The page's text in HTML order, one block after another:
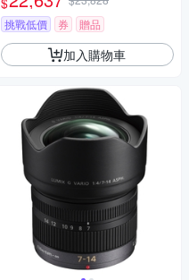
挑戰低價
券 贈品
加入購物車